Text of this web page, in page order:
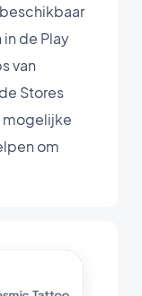
in de Play
van
Stores
mogelijke
om